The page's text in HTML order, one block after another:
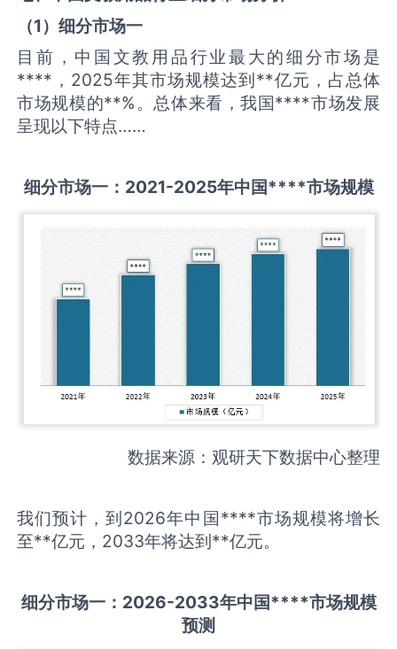
（1）细分市场一
目前，中国文教用品行业最大的细分市场是
****，2025年其市场规模达到**亿元，占总体
市场规模的**%。总体来看，我国****市场发展
呈现以下特点……
细分市场一： 2021-2025年中国****市场规模
数据来源：观研天下数据中心整理
我们预计，到2026年中国****市场规模将增长
至**亿元，2033年将达到**亿元。
细分市场一： 2026-2033年中国****市场规模
预测